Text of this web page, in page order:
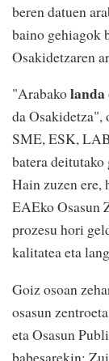
beren datuen
baino gehiagok
Osakidetzaren
"Arabakolanda
da
SME, ESK,
batera
Hain zuzen ere,
EAEko Osasun
prozesu hori
kalitatea eta
Goiz osoan
osasun
eta Osasun
babesarekin: